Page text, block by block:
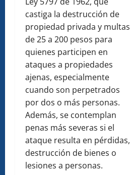
castiga la destrucción de
propiedad privada y multas
de 25 a 200 pesos para
quienes participen en
ataques a propiedades
ajenas, especialmente
cuando son perpetrados
por dos o más personas.
Además, se contemplan
penas más severas si el
ataque resulta en pérdidas,
destrucción de bienes o
lesiones a personas.